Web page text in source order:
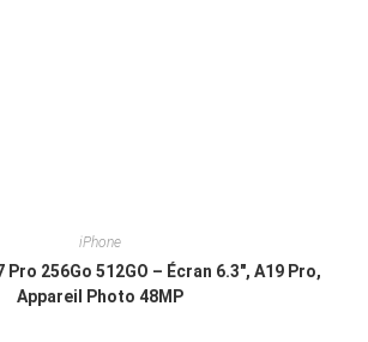
iPhone
Pro 256Go 512GO – Écran 6.3″, A19 Pro,
Appareil Photo 48MP